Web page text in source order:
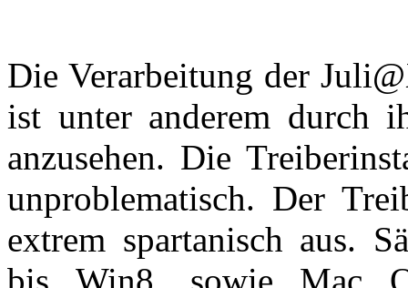
Die Verarbeitung der
ist unter anderem durch
anzusehen. Die
unproblematisch. Der
extrem spartanisch aus.
bis Win8, sowie Mac